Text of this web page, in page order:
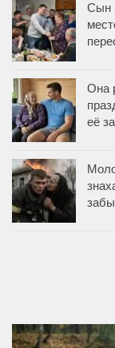
Сын
Она
её